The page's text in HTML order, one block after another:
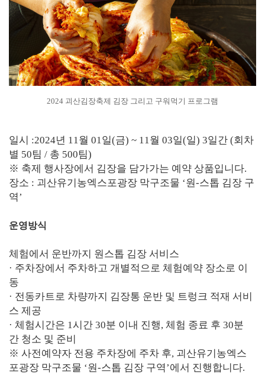
2024 괴산김장축제 김장 그리고 구워먹기 프로그램
일시 :2024년 11월 01일(금) ~ 11월 03일(일) 3일간 (회차
별 50팀 / 총 500팀)
※ 축제 행사장에서 김장을 담가가는 예약 상품입니다.
장소 : 괴산유기농엑스포광장 막구조물 ‘원-스톱 김장 구
역’
운영방식
체험에서 운반까지 원스톱 김장 서비스
· 주차장에서 주차하고 개별적으로 체험예약 장소로 이
동
· 전동카트로 차량까지 김장통 운반 및 트렁크 적재 서비
스 제공
· 체험시간은 1시간 30분 이내 진행, 체험 종료 후 30분
간 청소 및 준비
※ 사전예약자 전용 주차장에 주차 후, 괴산유기농엑스
포광장 막구조물 ‘원-스톱 김장 구역’에서 진행합니다.